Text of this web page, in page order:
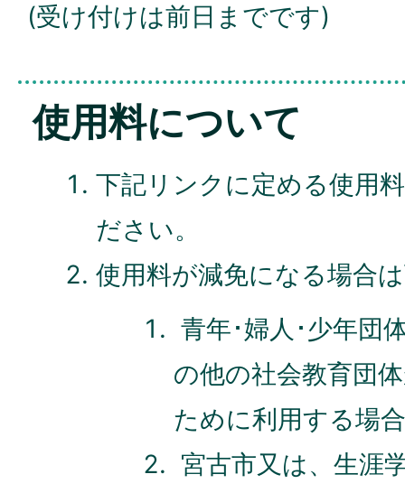
(受け付けは前日までです)
使用料について
下記リンクに定める使用
ださい。
使用料が減免になる場合
青年･婦人･少年団
の他の社会教育団
ために利用する場
宮古市又は、生涯